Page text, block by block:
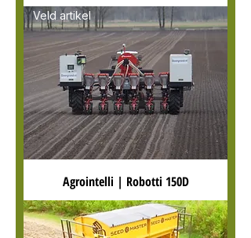
Veld artikel
Agrointelli | Robotti 150D